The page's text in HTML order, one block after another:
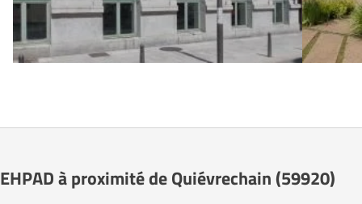
EHPAD à proximité de Quiévrechain (59920)